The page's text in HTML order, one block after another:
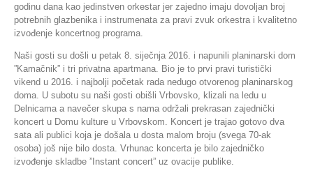
godinu dana kao jedinstven orkestar jer zajedno imaju dovoljan broj
potrebnih glazbenika i instrumenata za pravi zvuk orkestra i kvalitetno
izvođenje koncertnog programa.
Naši gosti su došli u petak 8. siječnja 2016. i napunili planinarski dom
”Kamačnik” i tri privatna apartmana. Bio je to prvi pravi turistički
vikend u 2016. i najbolji početak rada nedugo otvorenog planinarskog
doma. U subotu su naši gosti obišli Vrbovsko, klizali na ledu u
Delnicama a navečer skupa s nama održali prekrasan zajednički
koncert u Domu kulture u Vrbovskom. Koncert je trajao gotovo dva
sata ali publici koja je došala u dosta malom broju (svega 70-ak
osoba) još nije bilo dosta. Vrhunac koncerta je bilo zajedničko
izvođenje skladbe ”Instant concert” uz ovacije publike.